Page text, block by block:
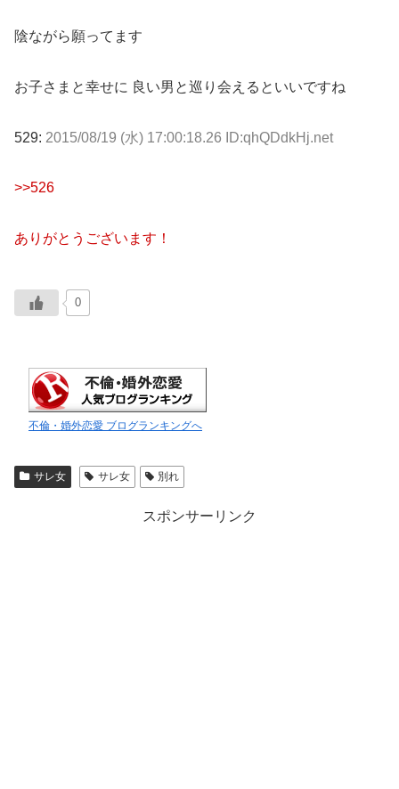
陰ながら願ってます
お子さまと幸せに 良い男と巡り会えるといいですね
529: 2015/08/19 (水) 17:00:18.26 ID:qhQDdkHj.net
>>526
ありがとうございます！
0
不倫・婚外恋愛 ブログランキングへ
サレ女 サレ女 別れ
スポンサーリンク